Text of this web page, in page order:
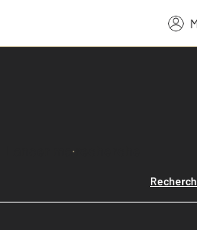
Lancer ma recherche